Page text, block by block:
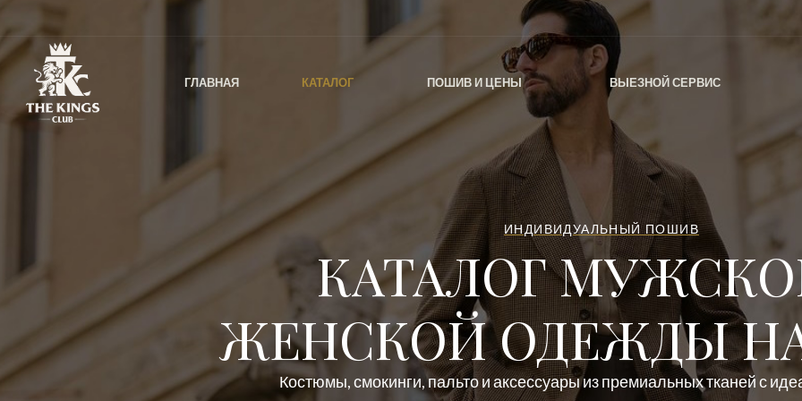
ГЛАВНАЯ КАТАЛОГ ПОШИВ И ЦЕНЫ ВЫЕЗНОЙ СЕРВИС
ИНДИВИДУАЛЬНЫЙ ПОШИВ
КАТАЛОГ
ЖЕНСКОЙ ОДЕЖДЫ
Костюмы, смокинги, пальто и аксессуары из премиальных тканей с